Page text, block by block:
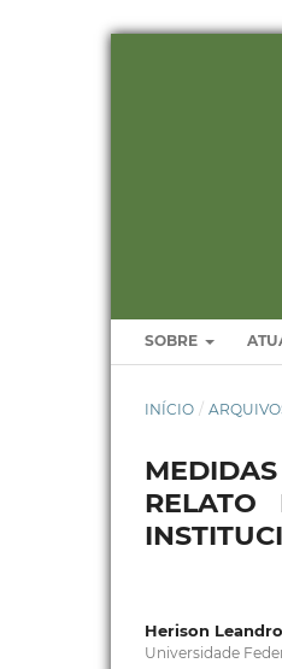
SOBRE
INÍCIO /
Herison
Universidade